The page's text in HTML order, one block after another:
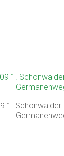
1.